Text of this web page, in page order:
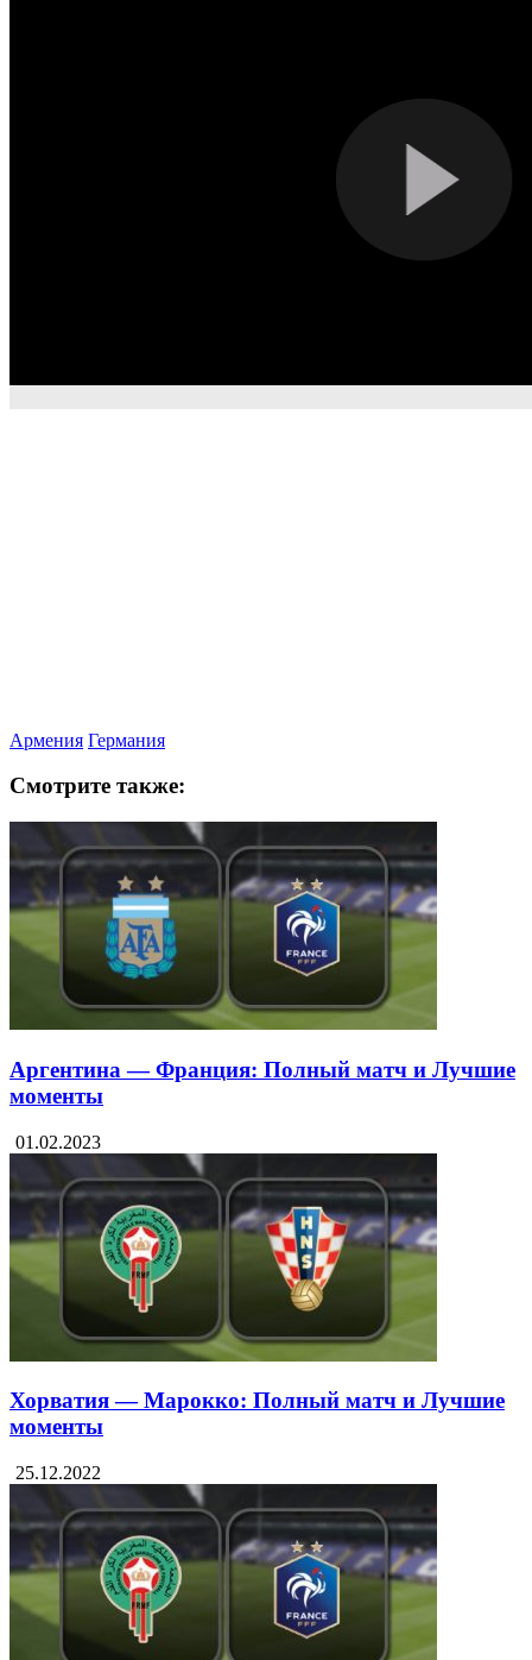
Армения Германия
Смотрите также:
Аргентина — Франция: Полный матч и Лучшие
моменты
01.02.2023
Хорватия — Марокко: Полный матч и Лучшие
моменты
25.12.2022